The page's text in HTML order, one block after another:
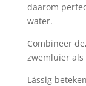
daarom
water.
Combineer
zwemluier als
Lässig